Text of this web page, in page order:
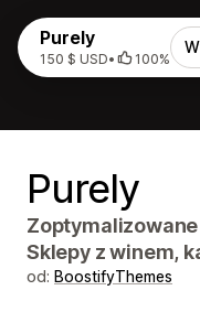
Purely
150 $ USD• 100%
Purely
Sklepy z winem,
od: BoostifyThemes